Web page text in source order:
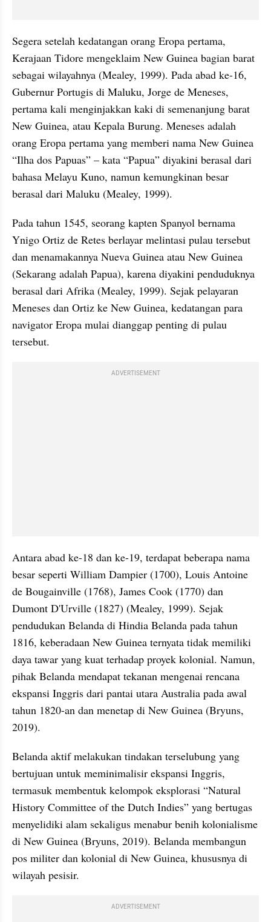
Segera setelah kedatangan orang Eropa pertama,
Kerajaan Tidore mengeklaim New Guinea bagian barat
sebagai wilayahnya (Mealey, 1999). Pada abad ke-16,
Gubernur Portugis di Maluku, Jorge de Meneses,
pertama kali menginjakkan kaki di semenanjung barat
New Guinea, atau Kepala Burung. Meneses adalah
orang Eropa pertama yang memberi nama New Guinea
“Ilha dos Papuas” – kata “Papua” diyakini berasal dari
bahasa Melayu Kuno, namun kemungkinan besar
berasal dari Maluku (Mealey, 1999).
Pada tahun 1545, seorang kapten Spanyol bernama
Ynigo Ortiz de Retes berlayar melintasi pulau tersebut
dan menamakannya Nueva Guinea atau New Guinea
(Sekarang adalah Papua), karena diyakini penduduknya
berasal dari Afrika (Mealey, 1999). Sejak pelayaran
Meneses dan Ortiz ke New Guinea, kedatangan para
navigator Eropa mulai dianggap penting di pulau
tersebut.
ADVERTISEMENT
Antara abad ke-18 dan ke-19, terdapat beberapa nama
besar seperti William Dampier (1700), Louis Antoine
de Bougainville (1768), James Cook (1770) dan
Dumont D'Urville (1827) (Mealey, 1999). Sejak
pendudukan Belanda di Hindia Belanda pada tahun
1816, keberadaan New Guinea ternyata tidak memiliki
daya tawar yang kuat terhadap proyek kolonial. Namun,
pihak Belanda mendapat tekanan mengenai rencana
ekspansi Inggris dari pantai utara Australia pada awal
tahun 1820-an dan menetap di New Guinea (Bryuns,
2019).
Belanda aktif melakukan tindakan terselubung yang
bertujuan untuk meminimalisir ekspansi Inggris,
termasuk membentuk kelompok eksplorasi “Natural
History Committee of the Dutch Indies” yang bertugas
menyelidiki alam sekaligus menabur benih kolonialisme
di New Guinea (Bryuns, 2019). Belanda membangun
pos militer dan kolonial di New Guinea, khususnya di
wilayah pesisir.
ADVERTISEMENT